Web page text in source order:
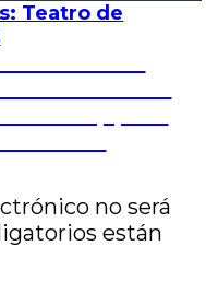
Teatro de
no será
están